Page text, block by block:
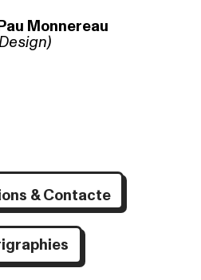
Monnereau
& Contacte